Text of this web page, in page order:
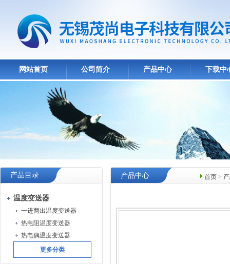
网站首页 公司简介 产品中心 下载中
产品目录
温度变送器
一进两出温度变送器
热电阻温度变送器
热电偶温度变送器
更多分类
首页 >
产品中心